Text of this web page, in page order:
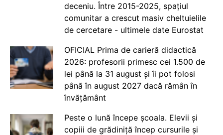
deceniu. Între 2015-2025, spațiul
comunitar a crescut masiv cheltuielile
de cercetare - ultimele date Eurostat
OFICIAL Prima de carieră didactică
2026: profesorii primesc cei 1.500 de
lei până la 31 august și îi pot folosi
până în august 2027 dacă rămân în
învățământ
Peste o lună începe școala. Elevii și
copiii de grădiniță încep cursurile și